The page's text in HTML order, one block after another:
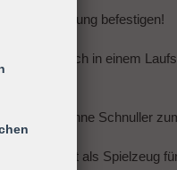
an der Kleidung befestigen!
Säugling sich in einem
dem Kind ohne Schnuller
unbefestigt als Spielzeug